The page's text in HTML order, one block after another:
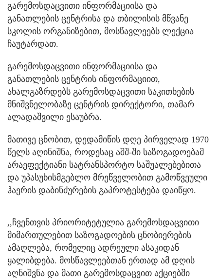
გარემოსდაცვითი ინფორმაციისა და
განათლების ცენტრისა და თბილისის მწვანე
სკოლის ორგანიზებით, მოსწავლეებს ლექცია
ჩაუტარდათ.
გარემოსდაცვითი ინფორმაციისა და
განათლების ცენტრის ინფორმაციით,
ახალგაზრდებს გარემოსდაცვითი საკითხების
მნიშვნელობაზე ცენტრის დირექტორი, თამარ
ალადაშვილი ესაუბრა.
მათივე ცნობით, დედამიწის დღე პირველად 1970
წელს აღინიშნა, როდესაც აშშ-ში საზოგადოებამ
არაეფექტიანი სატრანსპორტო საშუალებებითა
და უპასუხისმგებლო მრეწველობით გამოწვეული
ჰაერის დაბინძურების გაპროტესტება დაიწყო.
,,ჩვენთვის პრიორიტეტულია გარემოსდაცვითი
მიმართულებით საზოგადოების ცნობიერების
ამაღლება, რომელიც ადრეული ასაკიდან
ყალიბდება. მოსწავლეებთან ერთად ამ დღის
აღნიშვნა და მათი გარემოსდაცვით აქციებში